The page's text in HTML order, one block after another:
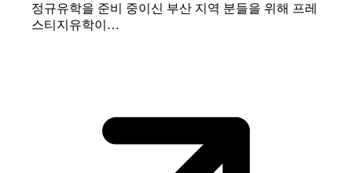
정규유학을 준비 중이신 부산 지역 분들을 위해 프레
스티지유학이…